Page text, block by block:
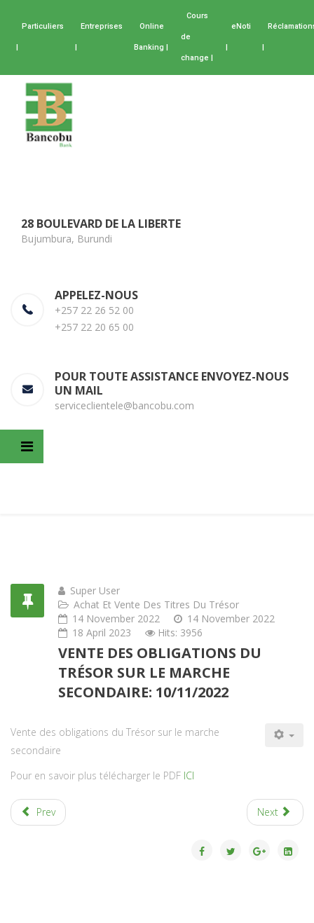
Particuliers
|
Entreprises
|
Online
Banking |
Cours
de
change |
eNoti
| |
28 BOULEVARD DE LA LIBERTE
Bujumbura, Burundi
APPELEZ-NOUS
+257 22 26 52 00
+257 22 20 65 00
POUR TOUTE ASSISTANCE ENVOYEZ-NOUS
UN MAIL
serviceclientele@bancobu.com
Super User
Achat Et Vente Des Titres Du Trésor
14 November 2022
14 November 2022
18 April 2023
Hits: 3956
VENTE DES OBLIGATIONS DU
TRÉSOR SUR LE MARCHE
SECONDAIRE: 10/11/2022
Vente des obligations du Trésor sur le marche
secondaire
Pour en savoir plus télécharger le PDF ICI
Prev Next